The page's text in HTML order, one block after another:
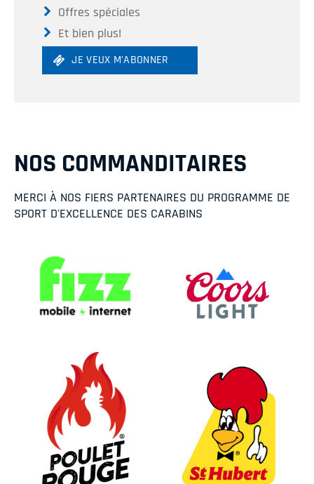
Offres spéciales
Et bien plus!
JE VEUX M'ABONNER
NOS COMMANDITAIRES
MERCI À NOS FIERS PARTENAIRES DU PROGRAMME DE
SPORT D'EXCELLENCE DES CARABINS